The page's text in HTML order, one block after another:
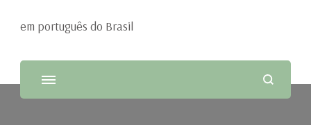
em português do Brasil